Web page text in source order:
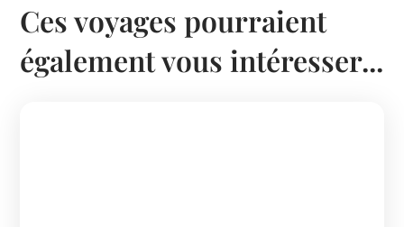
Ces voyages pourraient
également vous intéresser...